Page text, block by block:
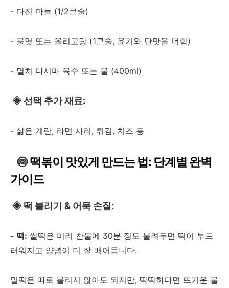
- 다진 마늘 (1/2큰술)
- 물엿 또는 올리고당 (1큰술, 윤기와 단맛을 더함)
- 멸치 다시마 육수 또는 물 (400ml)
◈선택 추가 재료:
- 삶은 계란, 라면 사리, 튀김, 치즈 등
🍥떡볶이 맛있게 만드는 법: 단계별 완벽
가이드
◈ 떡 불리기 & 어묵 손질:
- 떡: 쌀떡은 미리 찬물에 30분 정도 불려두면 떡이 부드
러워지고 양념이 더 잘 배어듭니다.
밀떡은 따로 불리지 않아도 되지만, 딱딱하다면 뜨거운 물